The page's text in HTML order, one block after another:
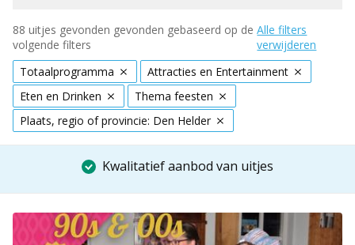
88 uitjes gevonden gevonden gebaseerd op de
volgende filters
Alle filters
verwijderen
Totaalprogramma
Attracties en Entertainment
Eten en Drinken
Thema feesten
Plaats, regio of provincie: Den Helder
Kwalitatief aanbod van uitjes